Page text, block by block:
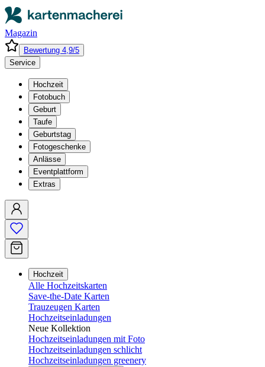
Magazin
Bewertung 4,9/5
Service
Hochzeit
Fotobuch
Geburt
Taufe
Geburtstag
Fotogeschenke
Anlässe
Eventplattform
Extras
Hochzeit
Alle Hochzeitskarten
Save-the-Date Karten
Trauzeugen Karten
Hochzeitseinladungen
Neue Kollektion
Hochzeitseinladungen mit Foto
Hochzeitseinladungen schlicht
Hochzeitseinladungen greenery